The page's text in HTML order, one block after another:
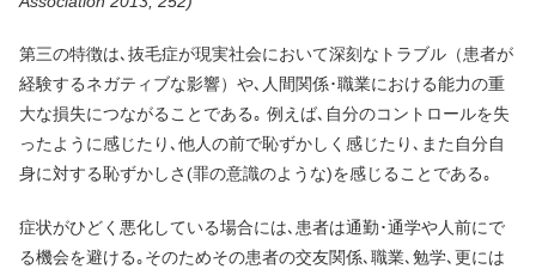
第三の特徴は､抜毛症が現実社会において深刻なトラブル（患者が
経験するネガティブな影響）や､人間関係･職業における能力の重
大な損失につながることである｡ 例えば､自分のコントロールを失
ったように感じたり､他人の前で恥ずかしく感じたり､また自分自
身に対する恥ずかしさ(罪の意識のような)を感じることである｡
症状がひどく悪化している場合には､患者は通勤･通学や人前にで
る機会を避ける｡そのためその患者の交友関係､職業､勉学､更には